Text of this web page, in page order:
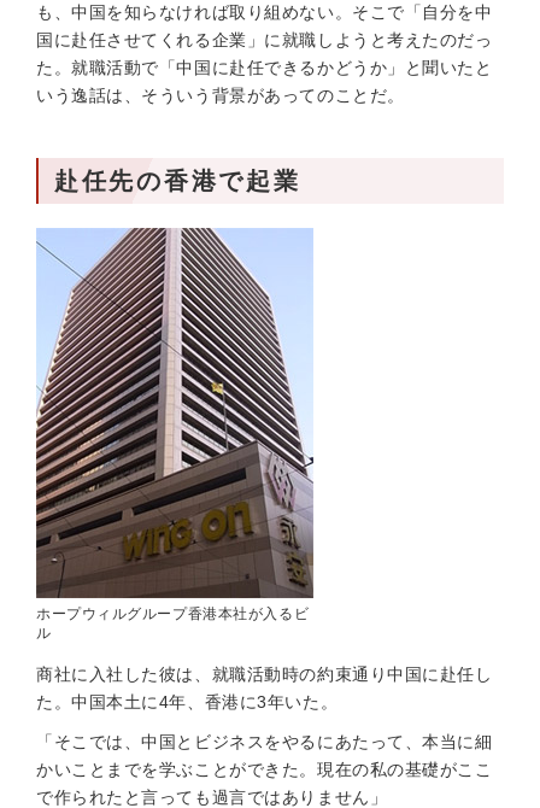
も、中国を知らなければ取り組めない。そこで「自分を中
国に赴任させてくれる企業」に就職しようと考えたのだっ
た。就職活動で「中国に赴任できるかどうか」と聞いたと
いう逸話は、そういう背景があってのことだ。
赴任先の香港で起業
ホープウィルグループ香港本社が入るビ
ル
商社に入社した彼は、就職活動時の約束通り中国に赴任し
た。中国本土に4年、香港に3年いた。
「そこでは、中国とビジネスをやるにあたって、本当に細
かいことまでを学ぶことができた。現在の私の基礎がここ
で作られたと言っても過言ではありません」